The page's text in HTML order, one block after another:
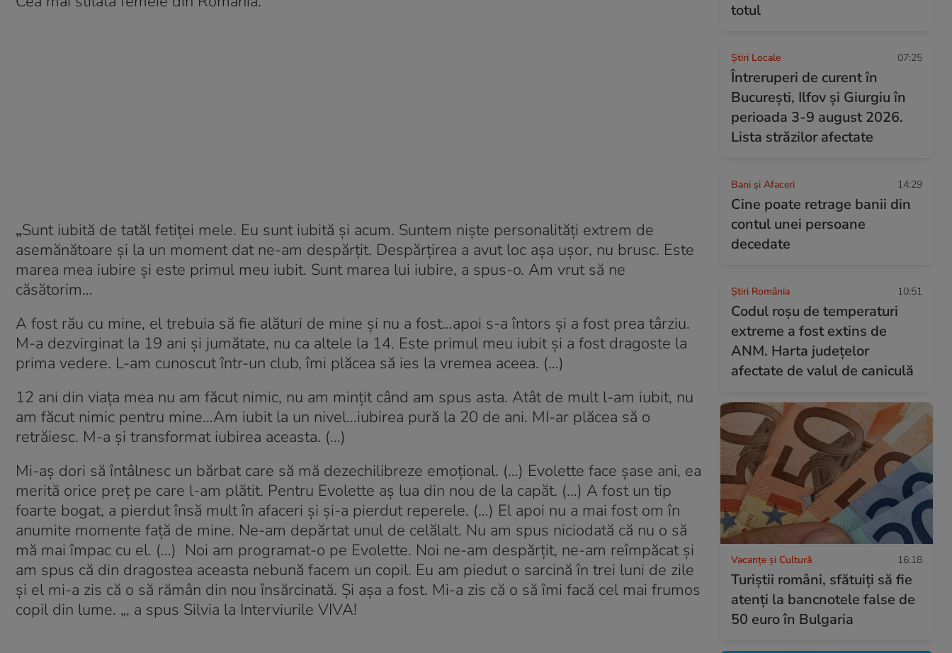
„Sunt iubită de tatăl fetiţei mele. Eu sunt iubită şi acum. Suntem nişte personalităţi extrem de
asemănătoare şi la un moment dat ne-am despărţit. Despărţirea a avut loc aşa uşor, nu brusc. Este
marea mea iubire şi este primul meu iubit. Sunt marea lui iubire, a spus-o. Am vrut să ne
căsătorim…
A fost rău cu mine, el trebuia să fie alături de mine şi nu a fost…apoi s-a întors şi a fost prea târziu.
M-a dezvirginat la 19 ani şi jumătate, nu ca altele la 14. Este primul meu iubit şi a fost dragoste la
prima vedere. L-am cunoscut într-un club, îmi plăcea să ies la vremea aceea. (…)
12 ani din viaţa mea nu am făcut nimic, nu am minţit când am spus asta. Atât de mult l-am iubit, nu
am făcut nimic pentru mine…Am iubit la un nivel…iubirea pură la 20 de ani. MI-ar plăcea să o
retrăiesc. M-a şi transformat iubirea aceasta. (…)
Mi-aş dori să întâlnesc un bărbat care să mă dezechilibreze emoţional. (…) Evolette face şase ani, ea
merită orice preţ pe care l-am plătit. Pentru Evolette aş lua din nou de la capăt. (…) A fost un tip
foarte bogat, a pierdut însă mult în afaceri şi şi-a pierdut reperele. (…) El apoi nu a mai fost om în
anumite momente faţă de mine. Ne-am depărtat unul de celălalt. Nu am spus niciodată că nu o să
mă mai împac cu el. (…) Noi am programat-o pe Evolette. Noi ne-am despărţit, ne-am reîmpăcat şi
am spus că din dragostea aceasta nebună facem un copil. Eu am piedut o sarcină în trei luni de zile
şi el mi-a zis că o să rămân din nou însărcinată. Şi aşa a fost. Mi-a zis că o să îmi facă cel mai frumos
copil din lume. „, a spus Silvia la Interviurile VIVA!
totul
Știri Locale 07:25
Întreruperi de curent în
București, Ilfov și Giurgiu în
perioada 3-9 august 2026.
Lista străzilor afectate
Bani și Afaceri 14:29
Cine poate retrage banii din
contul unei persoane
decedate
Știri România 10:51
Codul roșu de temperaturi
extreme a fost extins de
ANM. Harta județelor
afectate de valul de caniculă
Vacanțe și Cultură 16:18
Turiștii români, sfătuiți să fie
atenți la bancnotele false de
50 euro în Bulgaria